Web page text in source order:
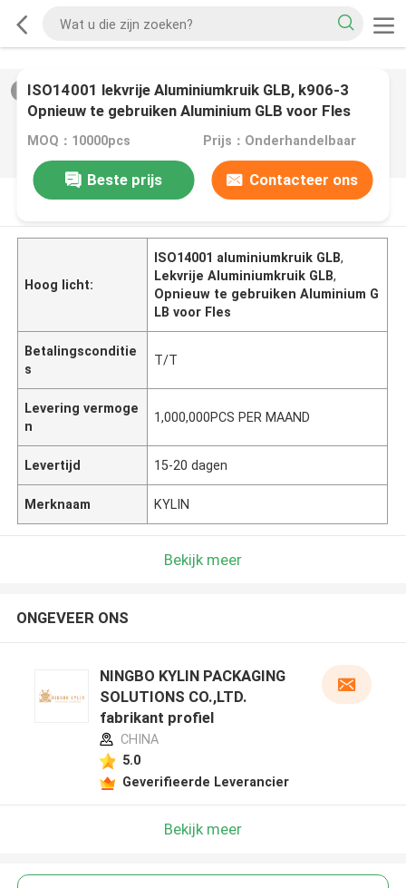
/0
ISO14001 lekvrije Aluminiumkruik GLB, k906-3
Opnieuw te gebruiken Aluminium GLB voor Fles
MOQ：10000pcs Prijs：Onderhandelbaar
Beste prijs
Contacteer ons
PRODUCTOMSCHRIJVING
Hoog licht:
ISO14001 aluminiumkruik GLB,
Lekvrije Aluminiumkruik GLB,
Opnieuw te gebruiken Aluminium G
LB voor Fles
Betalingsconditie
s
T/T
Levering vermoge
n
1,000,000PCS PER MAAND
Levertijd 15-20 dagen
Merknaam KYLIN
Bekijk meer
ONGEVEER ONS
NINGBO KYLIN PACKAGING
SOLUTIONS CO.,LTD.
fabrikant profiel
CHINA
5.0
Geverifieerde Leverancier
Bekijk meer